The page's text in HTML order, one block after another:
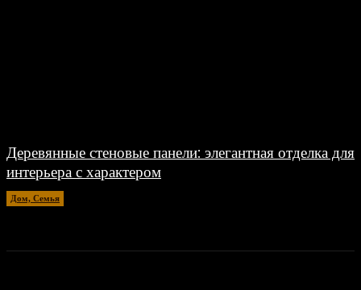
Деревянные стеновые панели: элегантная отделка для
интерьера с характером
Дом, Семья